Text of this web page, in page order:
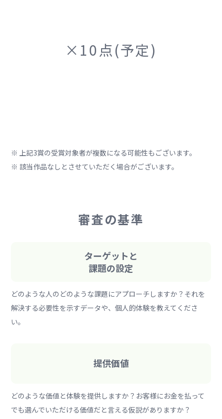
×10点(予定)
※ 上記3賞の受賞対象者が複数になる可能性もございます。
※ 該当作品なしとさせていただく場合がございます。
審査の基準
ターゲットと
課題の設定
どのような人のどのような課題にアプローチしますか？それを
解決する必要性を示すデータや、個人的体験を教えてくださ
い。
提供価値
どのような価値と体験を提供しますか？お客様にお金を払って
でも選んでいただける価値だと言える仮説がありますか？